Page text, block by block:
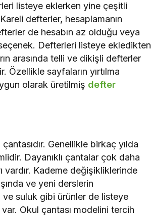
listeye eklerken yine çeşitli
defterler, hesaplamanın
de hesabın az olduğu veya
Defterleri listeye ekledikten
arasında telli ve dikişli defterler
Özellikle sayfaların yırtılma
olarak üretilmiş defter
Genellikle birkaç yılda
Dayanıklı çantalar çok daha
vardır. Kademe değişikliklerinde
ve yeni derslerin
suluk gibi ürünler de listeye
Okul çantası modelini tercih